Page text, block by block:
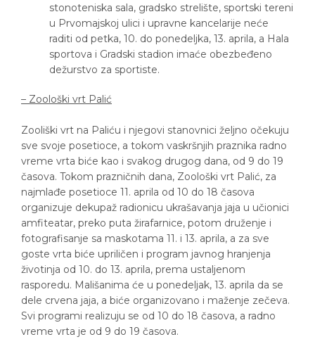
stonoteniska sala, gradsko strelište, sportski tereni
u Prvomajskoj ulici i upravne kancelarije neće
raditi od petka, 10. do ponedeljka, 13. aprila, a Hala
sportova i Gradski stadion imaće obezbeđeno
dežurstvo za sportiste.
– Zoološki vrt Palić
Zooliški vrt na Paliću i njegovi stanovnici željno očekuju
sve svoje posetioce, a tokom vaskršnjih praznika radno
vreme vrta biće kao i svakog drugog dana, od 9 do 19
časova. Tokom prazničnih dana, Zoološki vrt Palić, za
najmlađe posetioce 11. aprila od 10 do 18 časova
organizuje dekupaž radionicu ukrašavanja jaja u učionici
amfiteatar, preko puta žirafarnice, potom druženje i
fotografisanje sa maskotama 11. i 13. aprila, a za sve
goste vrta biće upriličen i program javnog hranjenja
životinja od 10. do 13. aprila, prema ustaljenom
rasporedu. Mališanima će u ponedeljak, 13. aprila da se
dele crvena jaja, a biće organizovano i maženje zečeva.
Svi programi realizuju se od 10 do 18 časova, a radno
vreme vrta je od 9 do 19 časova.